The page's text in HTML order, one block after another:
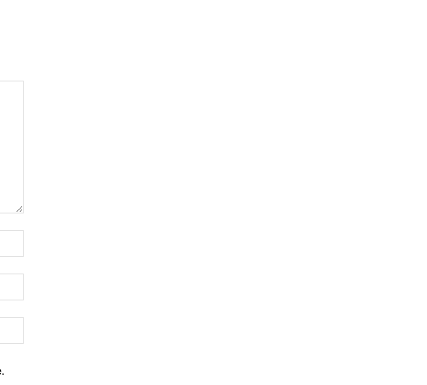
electrónico:
web: